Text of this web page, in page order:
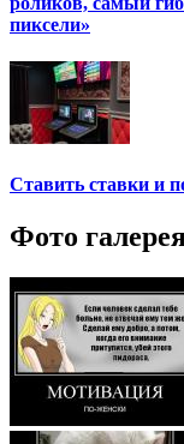
пиксели»
Ставить ставки и
Фото